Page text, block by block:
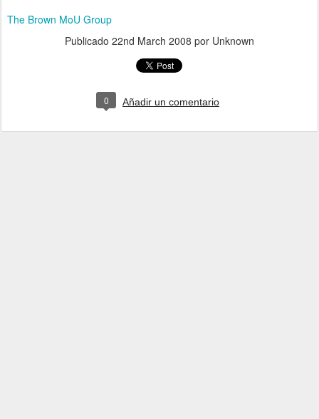
The Brown MoU Group
Publicado 22nd March 2008 por Unknown
0 Añadir un comentario